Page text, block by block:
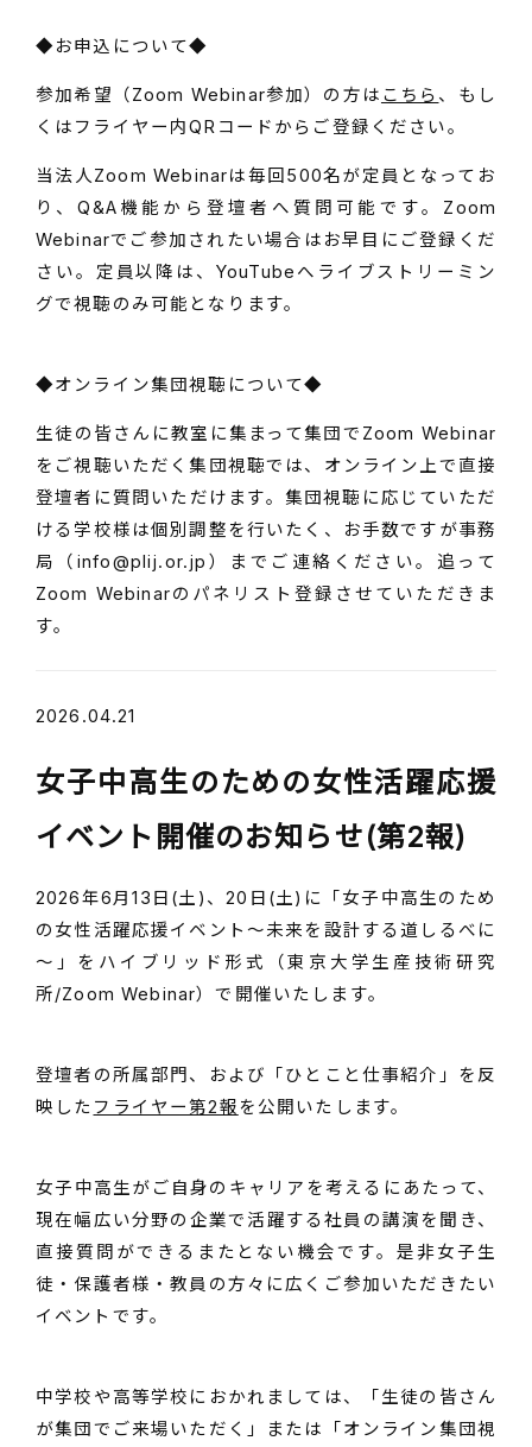
◆お申込について◆
参加希望（Zoom Webinar参加）の方は こちら 、もし
くはフライヤー内QRコードからご登録ください。
当法人Zoom Webinarは毎回500名が定員となってお
り、Q&A機能から登壇者へ質問可能です。Zoom
Webinarでご参加されたい場合はお早目にご登録くだ
さい。定員以降は、YouTubeへライブストリーミン
グで視聴のみ可能となります。
◆オンライン集団視聴について◆
生徒の皆さんに教室に集まって集団でZoom Webinar
をご視聴いただく集団視聴では、オンライン上で直接
登壇者に質問いただけます。集団視聴に応じていただ
ける学校様は個別調整を行いたく、お手数ですが事務
局（info@plij.or.jp）までご連絡ください。追って
Zoom Webinarのパネリスト登録させていただきま
す。
2026.04.21
女子中高生のための女性活躍応援
イベント開催のお知らせ(第2報)
2026年6月13日(土)、20日(土)に「女子中高生のため
の女性活躍応援イベント～未来を設計する道しるべに
～」をハイブリッド形式（東京大学生産技術研究
所/Zoom Webinar）で開催いたします。
登壇者の所属部門、および「ひとこと仕事紹介」を反
映した フライヤー第2報を公開いたします。
女子中高生がご自身のキャリアを考えるにあたって、
現在幅広い分野の企業で活躍する社員の講演を聞き、
直接質問ができるまたとない機会です。是非女子生
徒・保護者様・教員の方々に広くご参加いただきたい
イベントです。
中学校や高等学校におかれましては、「生徒の皆さん
が集団でご来場いただく」または「オンライン集団視